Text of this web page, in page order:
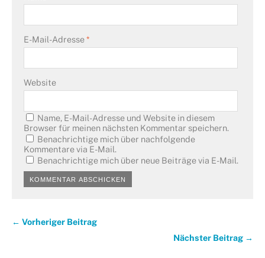
E-Mail-Adresse*
Website
Name, E-Mail-Adresse und Website in diesem
Browser für meinen nächsten Kommentar speichern.
Benachrichtige mich über nachfolgende
Kommentare via E-Mail.
Benachrichtige mich über neue Beiträge via E-Mail.
← Vorheriger Beitrag
Nächster Beitrag →